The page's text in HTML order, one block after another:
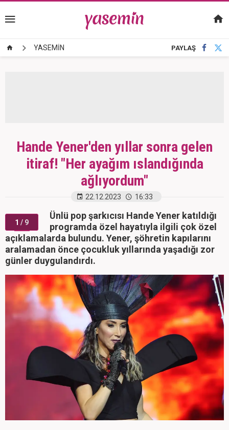
YASEMİN PAYLAŞ
Hande Yener'den yıllar sonra gelen
itiraf! "Her ayağım ıslandığında
ağlıyordum"
22.12.2023 16:33
1 / 9
Ünlü pop şarkıcısı Hande Yener katıldığı
programda özel hayatıyla ilgili çok özel
açıklamalarda bulundu. Yener, şöhretin kapılarını
aralamadan önce çocukluk yıllarında yaşadığı zor
günler duygulandırdı.